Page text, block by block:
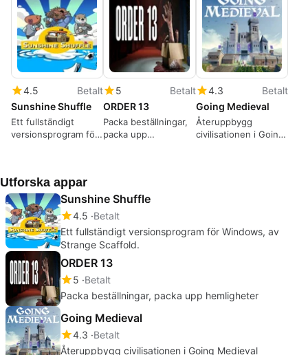
4.5
Betalt
Sunshine Shuffle
Ett fullständigt
versionsprogram för
5
Betalt
ORDER 13
Packa beställningar,
packa upp
4.3
Betalt
Going Medieval
Återuppbygg
civilisationen i Going
Utforska appar
Sunshine Shuffle
4.5 Betalt
Ett fullständigt versionsprogram för Windows, av
Strange Scaffold.
ORDER 13
5 Betalt
Packa beställningar, packa upp hemligheter
Going Medieval
4.3 Betalt
Återuppbygg civilisationen i Going Medieval